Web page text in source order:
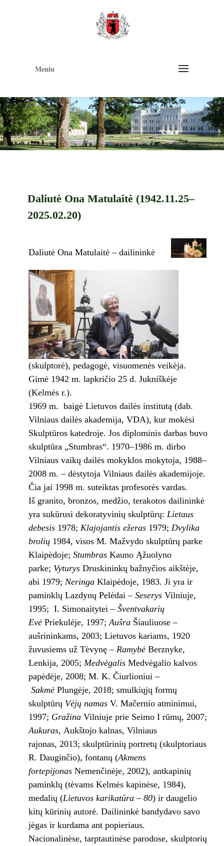
Meniu
Daliutė Ona Matulaitė (1942.11.25–
2025.02.20)
Daliutė Ona Matulaitė – dailininkė
(skulptorė), pedagogė, visuomenės veikėja.
Gimė 1942 m. lapkričio 25 d. Jukniškėje
(Kelmės r.).
1969 m. baigė Lietuvos dailės institutą (dab.
Vilniaus dailės akademija, VDA), kur mokėsi
Skulptūros katedroje. Jos diplominis darbas buvo
skulptūra „Stumbras“. 1970–1986 m. dirbo
Vilniaus vaikų dailės mokyklos mokytoja, 1988–
2008 m. – dėstytoja Vilniaus dailės akademijoje.
Čia jai 1998 m. suteiktas profesorės vardas.
Iš granito, bronzos, medžio, terakotos dailininkė
yra sukūrusi dekoratyvinių skulptūrų: Lietaus
debesis1978; Klajojantis ežeras1979; Dvylika
brolių1984, visos M. Mažvydo skulptūrų parke
Klaipėdoje; StumbrasKauno Ąžuolyno
parke; VyturysDruskininkų bažnyčios aikštėje,
abi 1979; NeringaKlaipėdoje, 1983. Ji yra ir
paminklų Lazdynų Pelėdai – SeserysVilniuje,
1995; I. Simonaitytei – Šventvakarių
EvėPriekulėje, 1997; AušraŠiauliuose –
aušrininkams, 2003; Lietuvos kariams, 1920
žuvusiems už Tėvynę – RamybėBerznyke,
Lenkija, 2005; MedvėgalisMedvėgalio kalvos
papėdėje, 2008; M. K. Čiurlioniui –
SakmėPlungėje, 2018; smulkiųjų formų
skulptūrų Vėjų namasV. Mačernio atminimui,
1997; GražinaVilniuje prie Seimo I rūmų, 2007;
Aukuras, Aukštojo kalnas, Vilniaus
rajonas, 2013; skulptūrinių portretų (skulptoriaus
R. Dauginčio), fontanų (Akmens
fortepijonasNemenčinėje, 2002), antkapinių
paminklų (tėvams Kelmės kapinėse, 1984),
medalių (Lietuvos karikatūra – 80) ir daugelio
kitų kūrinių autorė. Dailininkė bandydavo savo
jėgas ir kurdama ant popieriaus.
Nacionalinėse, tarptautinėse parodose, skulptorių